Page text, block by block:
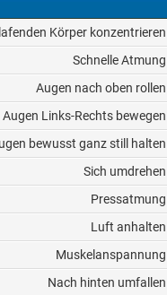
Körper konzentrieren
Schnelle Atmung
Augen nach oben rollen
Augen Links-Rechts bewegen
bewusst ganz still halten
Sich umdrehen
Pressatmung
Luft anhalten
Muskelanspannung
Nach hinten umfallen